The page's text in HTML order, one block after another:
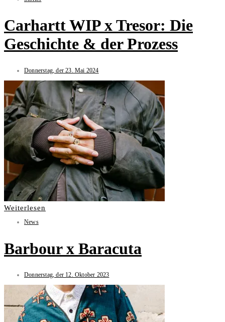
Carhartt WIP x Tresor: Die
Geschichte & der Prozess
Donnerstag, der 23. Mai 2024
Weiterlesen
News
Barbour x Baracuta
Donnerstag, der 12. Oktober 2023